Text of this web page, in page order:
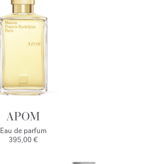
APOM
Eau de parfum
395,00 €